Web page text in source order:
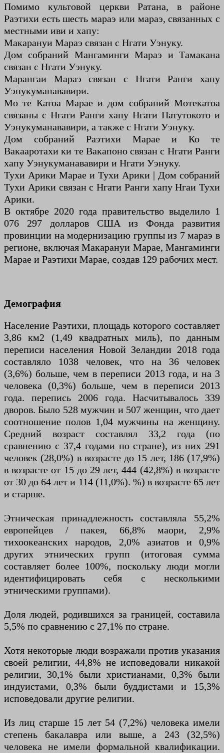
Помимо культовой церкви Ратана, в районе
Раэтихи есть шесть мараэ или мараэ, связанных с
местными иви и хапу:
Макарануи Мараэ связан с Нгати Уэнуку.
Дом собраний Мангаминги Мараэ и Тамакана
связан с Нгати Уэнуку.
Марангаи Мараэ связан с Нгати Ранги хапу
Уэнукуманававири.
Мо те Катоа Марае и дом собраний Мотекатоа
связаны с Нгати Ранги хапу Нгати Патутокото и
Уэнукуманававири, а также с Нгати Уэнуку.
Дом собраний Раэтихи Марае и Ко те
Вакааротахи ки те Вакапоно связан с Нгати Ранги
хапу Уэнукуманававири и Нгати Уэнуку.
Тухи Арики Марае и Тухи Арики | Дом собраний
Тухи Арики связан с Нгати Ранги хапу Нгаи Тухи
Арики.
В октябре 2020 года правительство выделило 1
076 297 долларов США из Фонда развития
провинции на модернизацию группы из 7 мараэ в
регионе, включая Макарануи Марае, Мангаминги
Марае и Раэтихи Марае, создав 129 рабочих мест.
Демография
Население Раэтихи, площадь которого составляет
3,86 км2 (1,49 квадратных миль), по данным
переписи населения Новой Зеландии 2018 года
составляло 1038 человек, что на 36 человек
(3,6%) больше, чем в переписи 2013 года, и на 3
человека (0,3%) больше, чем в переписи 2013
года. перепись 2006 года. Насчитывалось 339
дворов. Было 528 мужчин и 507 женщин, что дает
соотношение полов 1,04 мужчины на женщину.
Средний возраст составлял 33,2 года (по
сравнению с 37,4 годами по стране), из них 291
человек (28,0%) в возрасте до 15 лет, 186 (17,9%)
в возрасте от 15 до 29 лет, 444 (42,8%) в возрасте
от 30 до 64 лет и 114 (11,0%). %) в возрасте 65 лет
и старше.
Этническая принадлежность составляла 55,2%
европейцев / пакея, 66,8% маори, 2,9%
тихоокеанских народов, 2,0% азиатов и 0,9%
других этнических групп (итоговая сумма
составляет более 100%, поскольку люди могли
идентифицировать себя с несколькими
этническими группами).
Доля людей, родившихся за границей, составила
5,5% по сравнению с 27,1% по стране.
Хотя некоторые люди возражали против указания
своей религии, 44,8% не исповедовали никакой
религии, 30,1% были христианами, 0,3% были
индуистами, 0,3% были буддистами и 15,3%
исповедовали другие религии.
Из лиц старше 15 лет 54 (7,2%) человека имели
степень бакалавра или выше, а 243 (32,5%)
человека не имели формальной квалификации.